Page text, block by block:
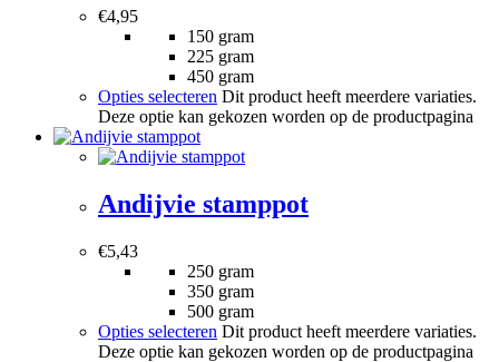
€4,95
150 gram
225 gram
450 gram
Opties selecteren Dit product heeft meerdere variaties.
Deze optie kan gekozen worden op de productpagina
Andijvie stamppot
€5,43
250 gram
350 gram
500 gram
Opties selecteren Dit product heeft meerdere variaties.
Deze optie kan gekozen worden op de productpagina